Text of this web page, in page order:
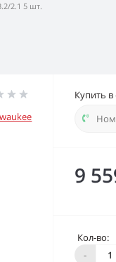
2.1 5 шт.
Купить
9
Кол-во:
-